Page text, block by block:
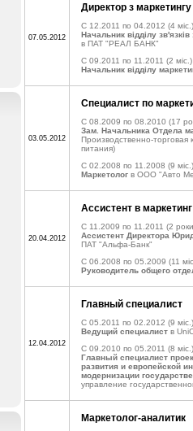
07.05.2012
Директор з
C 12.2011 по 04.2012 (4 міс.)
Начальник відділу
в ПАТ "РЕАЛ БАНК"
C 09.2011 по 11.2011 (2 міс.)
Начальник відділу
03.05.2012
Специалист по
C 08.2009 по 08.2010 (17
Зам. Начальника Отдела
Производственно-торговая
питания)
C 02.2008 по 11.2008 (9 міс.)
Маркетолог в ООО "Авто
20.04.2012
Ассистент в
C 11.2009 по 11.2011 (2
Ассистент Директора
ПАТ "Альфа-Банк"
C 06.2008 по 05.2009 (11
Руководитель общего
12.04.2012
Главный специалист
C 05.2011 по 02.2012 (9 міс.)
Ведущий специалист в
C 09.2010 по 05.2011 (8 міс.)
Главный специалист
развития и европейской
модернизации
управление
Маркетолог-аналитик